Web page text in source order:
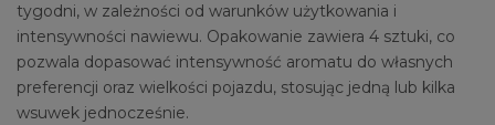
tygodni, w zależności od warunków użytkowania i
intensywności nawiewu. Opakowanie zawiera 4 sztuki, co
pozwala dopasować intensywność aromatu do własnych
preferencji oraz wielkości pojazdu, stosując jedną lub kilka
wsuwek jednocześnie.